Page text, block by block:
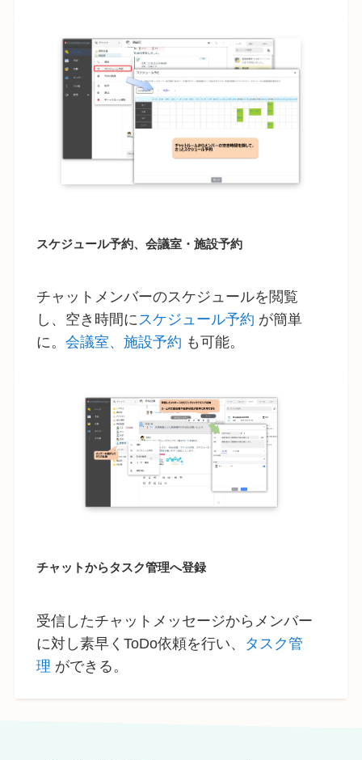
スケジュール予約、会議室・施設予約
チャットメンバーのスケジュールを閲覧
し、空き時間にスケジュール予約 が簡単
に。 会議室、施設予約 も可能。
チャットからタスク管理へ登録
受信したチャットメッセージからメンバー
に対し素早くToDo依頼を行い、
タスク管
理 ができる。